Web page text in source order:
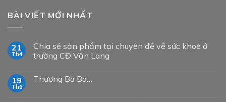
BÀI VIẾT MỚI NHẤT
21
Th4
Chia sẻ sản phẩm tại chuyên đề về sức khoẻ ở
trường CĐ Văn Lang
19
Th6
Thương Bà Ba…